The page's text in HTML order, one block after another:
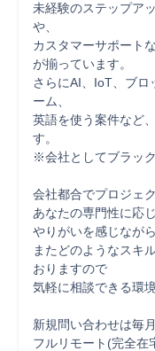
未経験のステップア
や、
カスタマーサポート
が揃っています。
さらにAI、IoT、ブロ
ーム、
英語を使う案件など
す。
※会社としてブラッ
会社都合でプロジェ
あなたの専門性に応
やりがいを感じなが
またどのようなスキ
おりますので
気軽に相談できる環
新規問い合わせは毎
フルリモート(完全在